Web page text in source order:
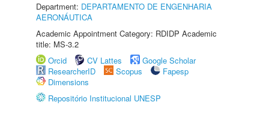
Department: DEPARTAMENTO DE ENGENHARIA
AERONÁUTICA
Academic Appointment Category: RDIDP Academic
title: MS-3.2
Orcid
CV Lattes
Google Scholar
ResearcherID
Scopus
Fapesp
Dimensions
Repositório Institucional UNESP